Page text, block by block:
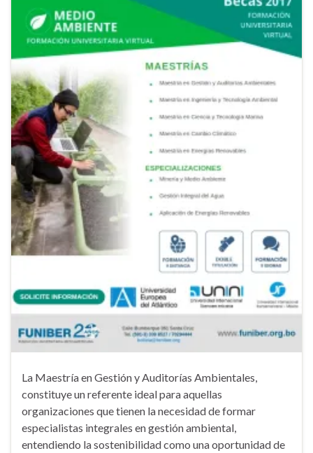
La Maestría en Gestión y Auditorías Ambientales,
constituye un referente ideal para aquellas
organizaciones que tienen la necesidad de formar
especialistas integrales en gestión ambiental,
entendiendo la sostenibilidad como una oportunidad de